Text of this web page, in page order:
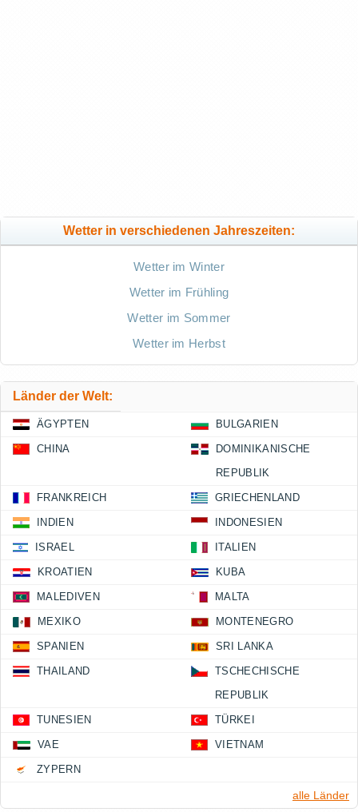
Wetter in verschiedenen Jahreszeiten:
Wetter im Winter
Wetter im Frühling
Wetter im Sommer
Wetter im Herbst
Länder der Welt:
ÄGYPTEN BULGARIEN
CHINA
DOMINIKANISCHE
REPUBLIK
FRANKREICH GRIECHENLAND
INDIEN INDONESIEN
ISRAEL ITALIEN
KROATIEN KUBA
MALEDIVEN MALTA
MEXIKO MONTENEGRO
SPANIEN SRI LANKA
THAILAND
TSCHECHISCHE
REPUBLIK
TUNESIEN TÜRKEI
VAE VIETNAM
ZYPERN
alle Länder